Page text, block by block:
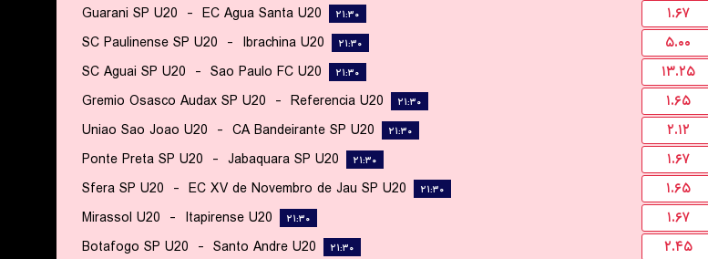
Guarani SP U20 - EC Agua Santa U20 ۲۱:۳۰ ۱.۶۷
SC Paulinense SP U20 - Ibrachina U20 ۲۱:۳۰ ۵.۰۰
SC Aguai SP U20 - Sao Paulo FC U20 ۲۱:۳۰ ۱۳.۲۵
Gremio Osasco Audax SP U20 - Referencia U20 ۲۱:۳۰ ۱.۶۵
Uniao Sao Joao U20 - CA Bandeirante SP U20 ۲۱:۳۰ ۲.۱۲
Ponte Preta SP U20 - Jabaquara SP U20 ۲۱:۳۰ ۱.۶۷
Sfera SP U20 - EC XV de Novembro de Jau SP U20 ۲۱:۳۰ ۱.۶۵
Mirassol U20 - Itapirense U20 ۲۱:۳۰ ۱.۶۷
Botafogo SP U20 - Santo Andre U20 ۲۱:۳۰ ۲.۴۵